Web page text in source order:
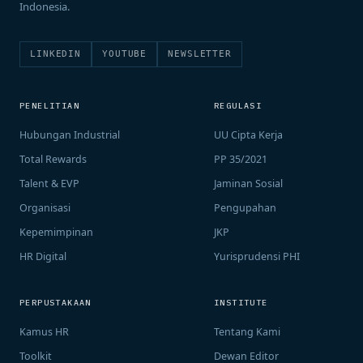
Indonesia.
LINKEDIN YOUTUBE NEWSLETTER
PENELITIAN
Hubungan Industrial
Total Rewards
Talent & EVP
Organisasi
Kepemimpinan
HR Digital
REGULASI
UU Cipta Kerja
PP 35/2021
Jaminan Sosial
Pengupahan
JKP
Yurisprudensi PHI
PERPUSTAKAAN
Kamus HR
Toolkit
INSTITUTE
Tentang Kami
Dewan Editor